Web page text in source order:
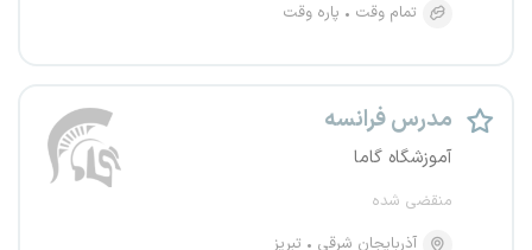
تمام وقت
پاره وقت
مدرس فرانسه
آموزشگاه گاما
منقضی شده
آذربایجان شرقی
تبریز